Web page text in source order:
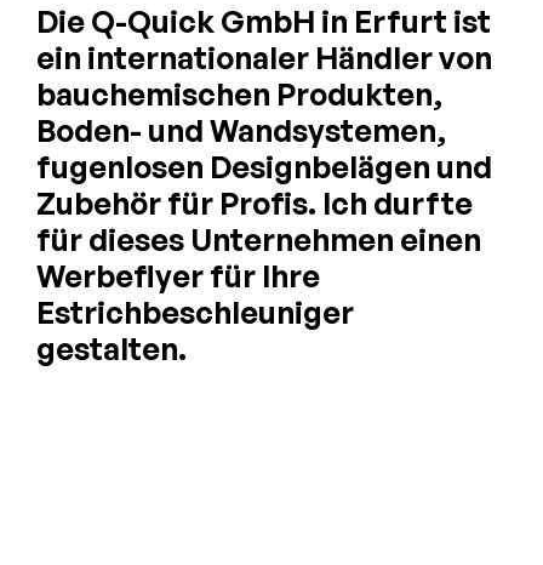
Die Q-Quick GmbH in Erfurt ist
ein internationaler Händler von
bauchemischen Produkten,
Boden- und Wandsystemen,
fugenlosen Designbelägen und
Zubehör für Profis. Ich durfte
für dieses Unternehmen einen
Werbeflyer für Ihre
Estrichbeschleuniger
gestalten.